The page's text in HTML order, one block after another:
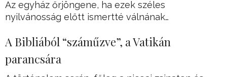
Az egyház őrjöngene, ha ezek széles
nyilvánosság előtt ismertté válnának…
A Bibliából “száműzve”, a Vatikán
parancsára